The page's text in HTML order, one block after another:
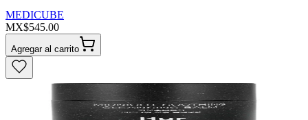
MEDICUBE
MX$545.00
Agregar al carrito